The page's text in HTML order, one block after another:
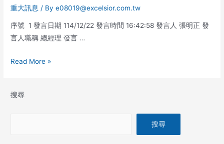
重大訊息 / Bye08019@excelsior.com.tw
序號 1 發言日期 114/12/22 發言時間 16:42:58 發言人 張明正 發
言人職稱 總經理 發言 …
Read More »
搜尋
搜尋